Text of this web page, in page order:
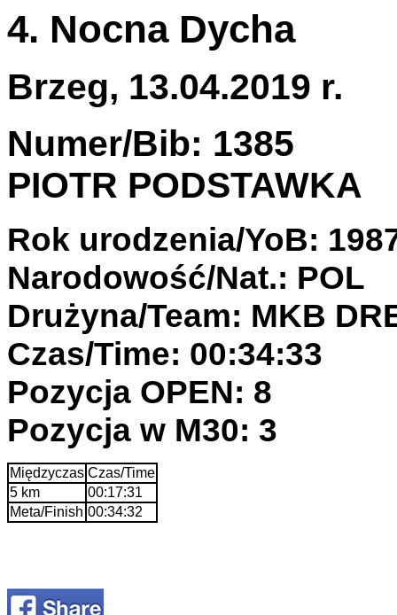
4. Nocna Dycha
Brzeg, 13.04.2019 r.
Numer/Bib: 1385
PIOTR PODSTAWKA
Rok urodzenia/YoB:
Narodowość/Nat.: POL
Drużyna/Team: MKB
Czas/Time: 00:34:33
Pozycja OPEN: 8
Pozycja w M30: 3
Międzyczas Czas/Time
5 km
00:17:31
Meta/Finish 00:34:32